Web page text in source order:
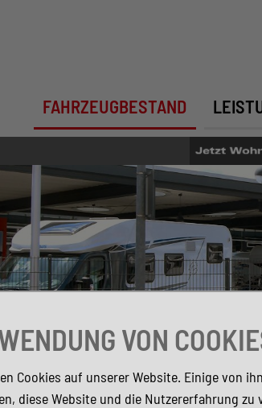
FAHRZEUGBESTAND
VON
Cookies auf unserer Website. Einige von
diese Website und die Nutzererfahrung